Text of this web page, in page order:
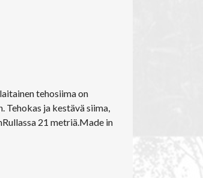
tehosiima on
ja kestävä siima,
21 metriä.Made in